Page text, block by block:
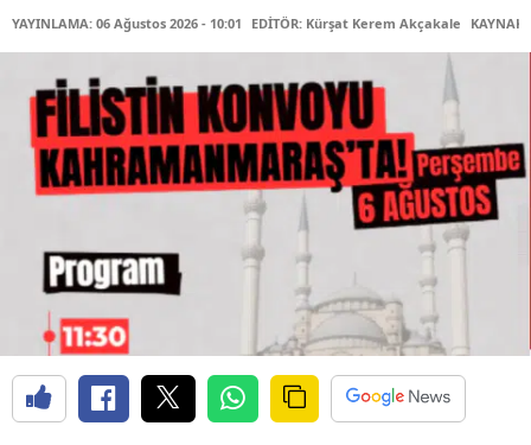
YAYINLAMA: 06 Ağustos 2026 - 10:01 EDİTÖR: Kürşat Kerem Akçakale